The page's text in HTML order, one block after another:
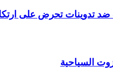
ضد تدوينات تحرض على
السياحية